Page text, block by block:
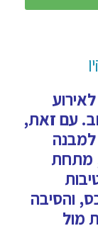
עם זאת,
למבנה
מתחת
והסיבה
מול